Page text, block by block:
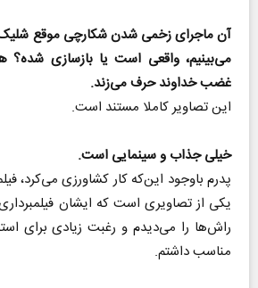
آن ماجرای زخمی شدن شکارچی موقع شلیک
می‌بینیم، واقعی است یا بازسازی شده؟
غضب خداوند حرف می‌زند.
این تصاویر کاملا مستند است.
خیلی جذاب و سینمایی است.
پدرم باوجود این‌که کار کشاورزی می‌کرد،
یکی از تصاویری است که ایشان
راش‌ها را می‌دیدم و رغبت زیادی برای
مناسب داشتم.